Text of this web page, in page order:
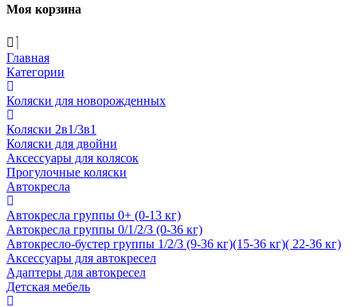
Моя корзина
Главная
Категории
Коляски для новорожденных
Коляски 2в1/3в1
Коляски для двойни
Аксессуары для колясок
Прогулочные коляски
Автокресла
Автокресла группы 0+ (0-13 кг)
Автокресла группы 0/1/2/3 (0-36 кг)
Автокресло-бустер группы 1/2/3 (9-36 кг)(15-36 кг)( 22-36 кг)
Аксессуары для автокресел
Адаптеры для автокресел
Детская мебель